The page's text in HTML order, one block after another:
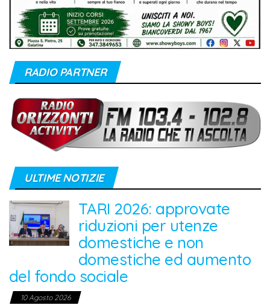
RADIO PARTNER
ULTIME NOTIZIE
TARI 2026: approvate
riduzioni per utenze
domestiche e non
domestiche ed aumento
del fondo sociale
10 Agosto 2026